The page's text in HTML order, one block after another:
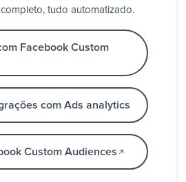
tudo automatizado.
Facebook Custom
com Ads analytics
Custom Audiences